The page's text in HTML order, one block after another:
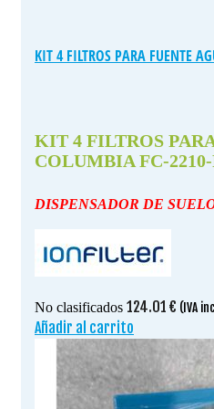
KIT 4 FILTROS PARA FUENTE
KIT 4 FILTROS
COLUMBIA FC-
DISPENSADOR DE
No clasificados 124.01 € (IVA
Añadir al carrito